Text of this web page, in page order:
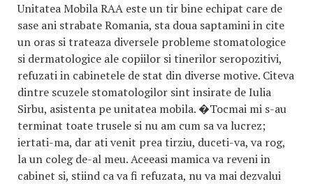
Unitatea Mobila RAA este un tir bine echipat care de
sase ani strabate Romania, sta doua saptamini in cite
un oras si trateaza diversele probleme stomatologice
si dermatologice ale copiilor si tinerilor seropozitivi,
refuzati in cabinetele de stat din diverse motive. Citeva
dintre scuzele stomatologilor sint insirate de Iulia
Sirbu, asistenta pe unitatea mobila. �Tocmai mi s-au
terminat toate trusele si nu am cum sa va lucrez;
iertati-ma, dar ati venit prea tirziu, duceti-va, va rog,
la un coleg de-al meu. Aceeasi mamica va reveni in
cabinet si, stiind ca va fi refuzata, nu va mai dezvalui